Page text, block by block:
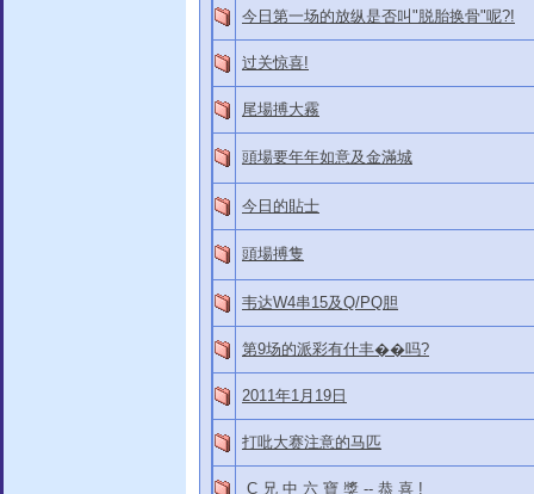
今日第一场的放纵是否叫"脱胎换骨"呢?!
过关惊喜!
尾場搏大霧
頭場要年年如意及金滿城
今日的貼士
頭場搏隻
韦达W4串15及Q/PQ胆
第9场的派彩有什丰��吗?
2011年1月19日
打吡大赛注意的马匹
C 兄 中 六 寶 獎 -- 恭 喜 !